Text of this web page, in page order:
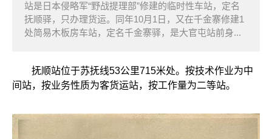
站是日本侵略军“野战提理部”修建的临时性车站，定名
抚顺驿，只办理货运。同年10月1日，又在千金寨修建1
处简易木板房车站，定名千金寨驿，是大官屯站前身...
抚顺站位于苏抚线53公里715米处。按技术作业为中
间站，按业务性质为客货运站，按工作量为二等站。